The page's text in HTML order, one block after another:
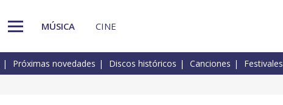
MÚSICA CINE
Próximas novedades Discos históricos Canciones Festivales